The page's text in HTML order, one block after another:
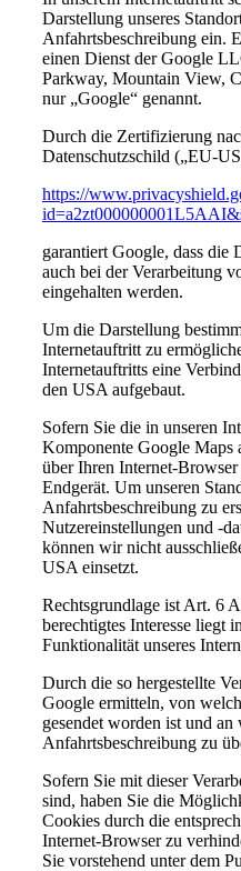
Darstellung unseres
Anfahrtsbeschreibung ein.
einen Dienst der Google
Parkway, Mountain View,
nur „Google“ genannt.
Durch die Zertifizierung
Datenschutzschild („EU-
https://
garantiert Google, dass die
auch bei der Verarbeitung
eingehalten werden.
Um die Darstellung
Internetauftritt zu
Internetauftritts eine
den USA aufgebaut.
Sofern Sie die in unseren
Komponente Google Maps
über Ihren Internet-
Endgerät. Um unseren
Anfahrtsbeschreibung zu
Nutzereinstellungen und -
können wir nicht
USA einsetzt.
Rechtsgrundlage ist Art. 6
berechtigtes Interesse liegt
Funktionalität unseres
Durch die so hergestellte
Google ermitteln, von
gesendet worden ist und
Anfahrtsbeschreibung zu
Sofern Sie mit dieser
sind, haben Sie die
Cookies durch die
Internet-Browser zu
Sie vorstehend unter dem